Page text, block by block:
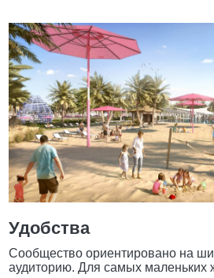
Удобства
Сообщество ориентировано на
аудиторию. Для самых маленьких